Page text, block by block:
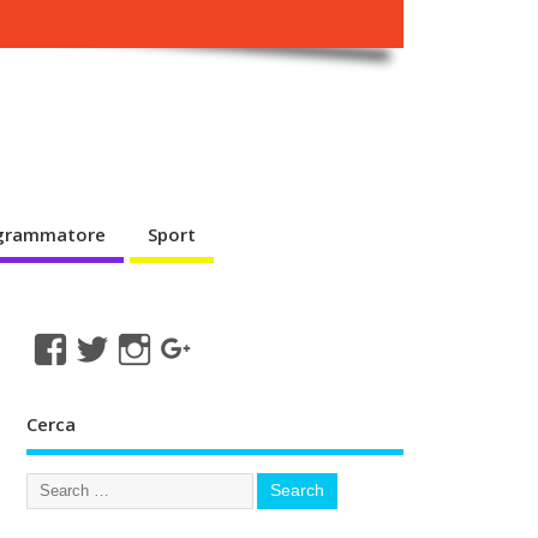
Sport
Cerca